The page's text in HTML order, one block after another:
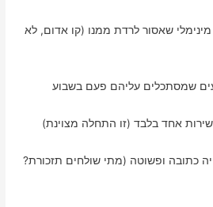
מינימלי שאסור לרדת ממנו (קו אדום, לא
אחד בלבד (זו התחלה מצוינת)
כתובה ופשוטה (מתי שולחים תזכורת?